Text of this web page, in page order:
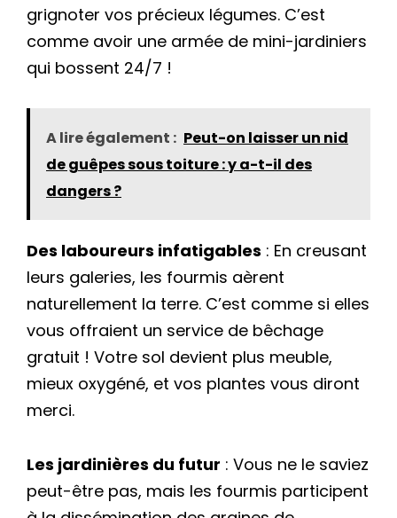
grignoter vos précieux légumes. C’est
comme avoir une armée de mini-jardiniers
qui bossent 24/7 !
A lire également : Peut-on laisser un nid
de guêpes sous toiture : y a-t-il des
dangers ?
Des laboureurs infatigables : En creusant
leurs galeries, les fourmis aèrent
naturellement la terre. C’est comme si elles
vous offraient un service de bêchage
gratuit ! Votre sol devient plus meuble,
mieux oxygéné, et vos plantes vous diront
merci.
Les jardinières du futur : Vous ne le saviez
peut-être pas, mais les fourmis participent